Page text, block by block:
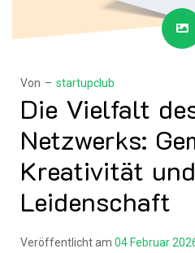
Von – startupclub
Die Vielfalt
Netzwerks:
Kreativität
Leidenschaft
Veröffentlicht am 04 Februar